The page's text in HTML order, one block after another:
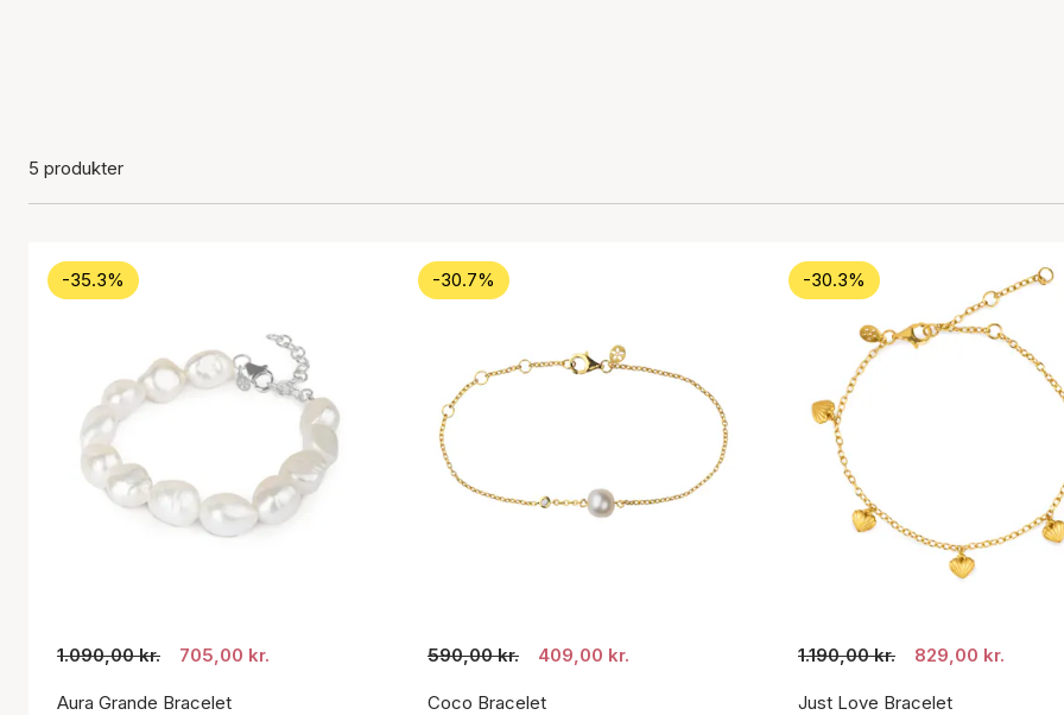
5 produkter
-35.3%
1.090,00 kr. 705,00 kr.
Aura Grande Bracelet
-30.7%
590,00 kr. 409,00 kr.
Coco Bracelet
-30.3%
1.190,00 kr. 829,00 kr.
Just Love Bracelet